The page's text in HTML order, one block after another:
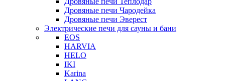
Дровяные печи Чародейка
Дровяные печи Эверест
Электрические печи для сауны и бани
EOS
HARVIA
HELO
IKI
Karina